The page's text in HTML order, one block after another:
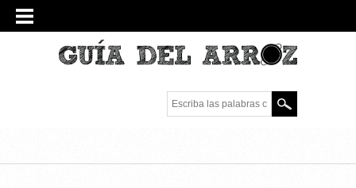
Escriba las palabras
clave.